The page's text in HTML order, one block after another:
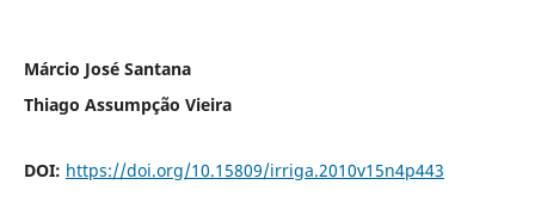
Márcio José Santana
Thiago Assumpção Vieira
DOI: https://doi.org/10.15809/irriga.2010v15n4p443